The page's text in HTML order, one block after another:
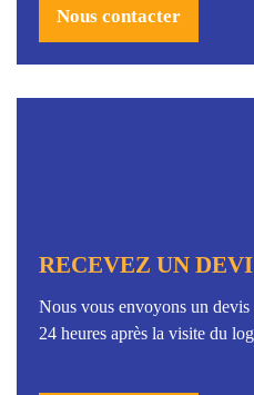
Nous contacter
RECEVEZ UN
Nous vous envoyons un devis
24 heures après la visite du